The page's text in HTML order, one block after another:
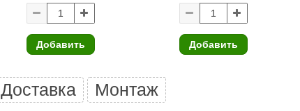
Добавить Добавить
Доставка Монтаж